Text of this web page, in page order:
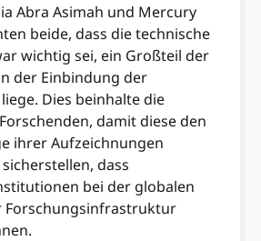
Abra Asimah und Mercury
beide, dass die technische
wichtig sei, ein Großteil der
der Einbindung der
Dies beinhalte die
damit diese den
ihrer Aufzeichnungen
dass
bei der globalen
Forschungsinfrastruktur